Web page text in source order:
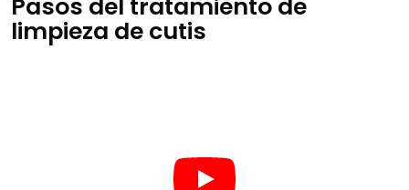
Pasos del tratamiento de
limpieza de cutis